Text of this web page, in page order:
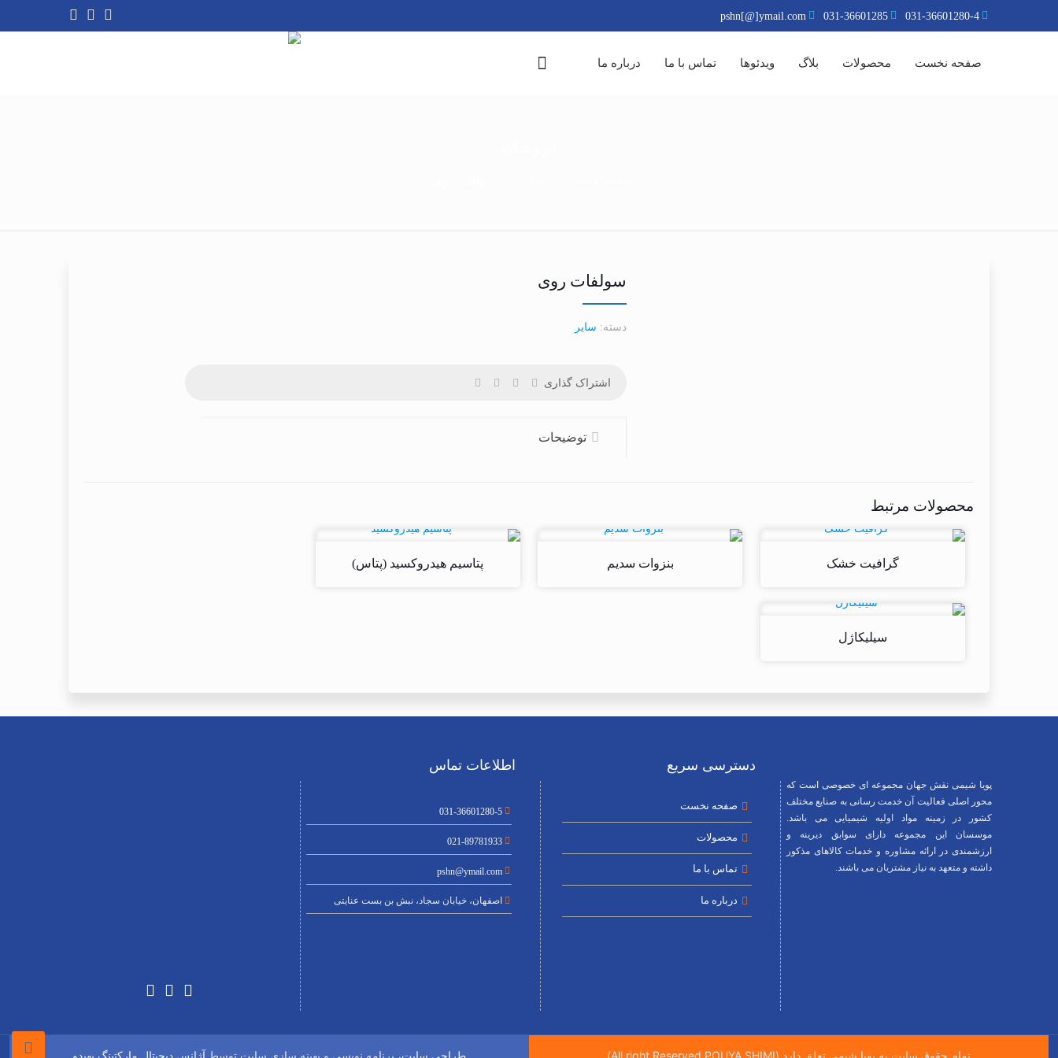
031-36601280-4
031-36601285
pshn[@]ymail.com
صفحه نخست محصولات بلاگ ویدئوها تماس با ما درباره ما
سولفات روی
دسته: سایر
اشتراک گذاری
توضیحات
محصولات مرتبط
گرافیت خشک بنزوات سدیم پتاسیم هیدروکسید (پتاس)
سیلیکاژل
پویا شیمی نقش جهان مجموعه ای خصوصی است که
محور اصلی فعالیت آن خدمت رسانی به صنایع مختلف
کشور در زمینه مواد اولیه شیمیایی می باشد.
موسسان این مجموعه دارای سوابق دیرینه و
ارزشمندی در ارائه مشاوره و خدمات کالاهای مذکور
داشته و متعهد به نیاز مشتریان می باشند.
دسترسی سریع
صفحه نخست
محصولات
تماس با ما
درباره ما
اطلاعات تماس
031-36601280-5
021-89781933
pshn@ymail.com
اصفهان، خیابان سجاد، نبش بن بست عنایتی